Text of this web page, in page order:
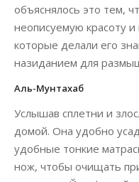
объяснялось это тем,
неописуемую красоту
которые делали его
назиданием для
Аль-Мунтахаб
Услышав сплетни и
домой. Она удобно
удобные тонкие
нож, чтобы очищать